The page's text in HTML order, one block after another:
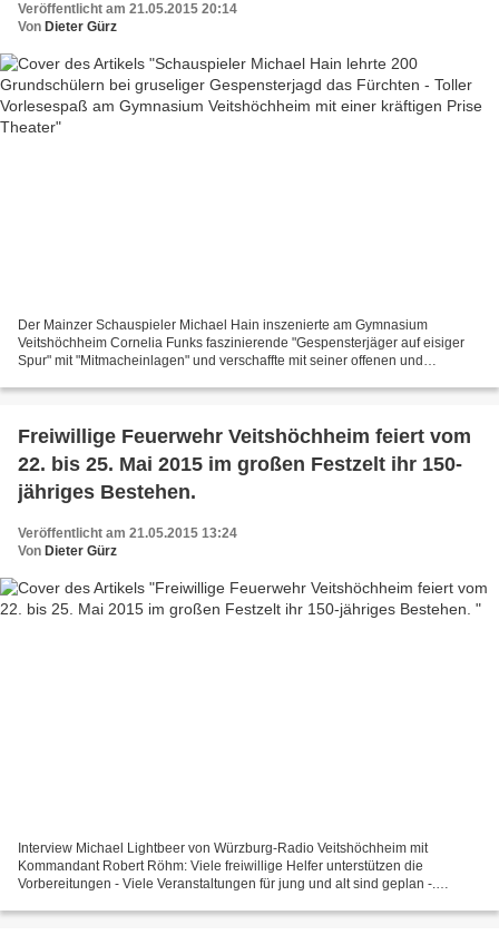
Prise Theater
Veröffentlicht am 21.05.2015 20:14
Von Dieter Gürz
Der Mainzer Schauspieler Michael Hain inszenierte am Gymnasium
Veitshöchheim Cornelia Funks faszinierende "Gespensterjäger auf eisiger
Spur" mit "Mitmacheinlagen" und verschaffte mit seiner offenen und
Freiwillige Feuerwehr Veitshöchheim feiert vom
22. bis 25. Mai 2015 im großen Festzelt ihr 150-
jähriges Bestehen.
Veröffentlicht am 21.05.2015 13:24
Von Dieter Gürz
Interview Michael Lightbeer von Würzburg-Radio Veitshöchheim mit
Kommandant Robert Röhm: Viele freiwillige Helfer unterstützen die
Vorbereitungen - Viele Veranstaltungen für jung und alt sind geplan -.